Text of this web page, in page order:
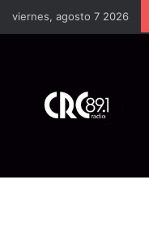
viernes, agosto 7 2026